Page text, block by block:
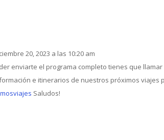
20, 2023 a las 10:20 am
enviarte el programa completo tienes que
e itinerarios de nuestros próximos viajes
Saludos!